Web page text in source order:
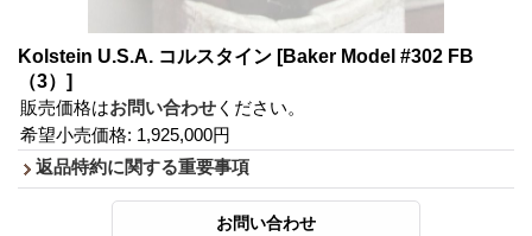
Kolstein U.S.A. コルスタイン [Baker Model #302 FB
（3）]
販売価格はお問い合わせ ください。
希望小売価格: 1,925,000円
返品特約に関する重要事項